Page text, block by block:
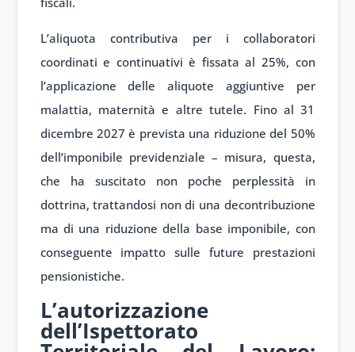
L’aliquota contributiva per i collaboratori
coordinati e continuativi è fissata al 25%, con
l’applicazione delle aliquote aggiuntive per
malattia, maternità e altre tutele. Fino al 31
dicembre 2027 è prevista una riduzione del 50%
dell’imponibile previdenziale – misura, questa,
che ha suscitato non poche perplessità in
dottrina, trattandosi non di una decontribuzione
ma di una riduzione della base imponibile, con
conseguente impatto sulle future prestazioni
pensionistiche.
L’autorizzazione
dell’Ispettorato